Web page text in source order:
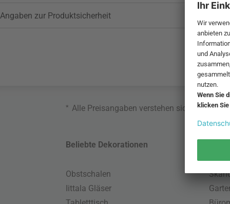
Angaben zur Produktsicherheit
* Alle Preisangaben verstehen sich inklusive
Beliebte Dekorationen
Obstschalen
Iittala Gläser